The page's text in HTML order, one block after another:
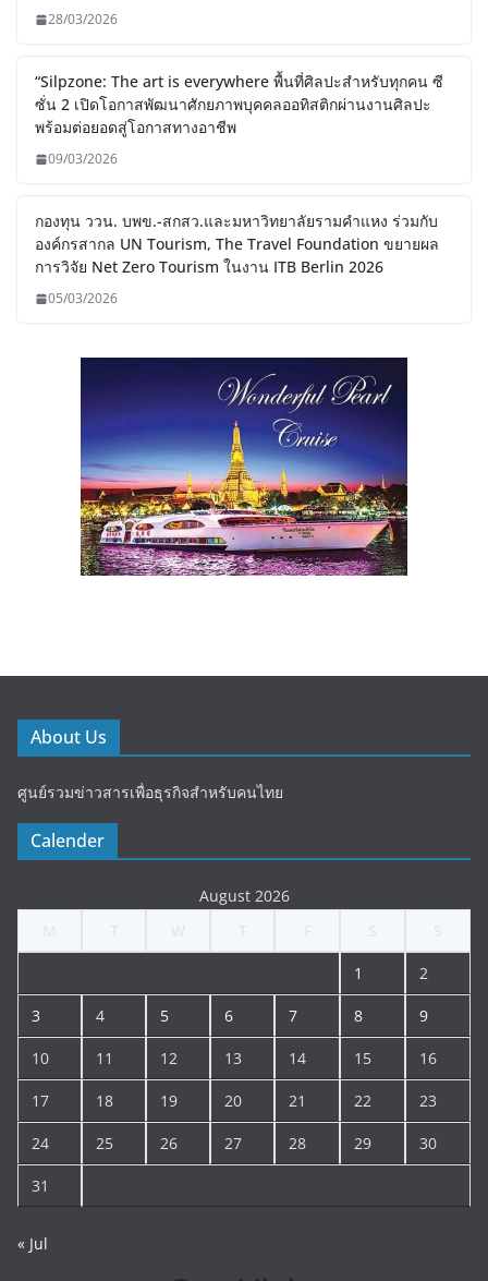
28/03/2026
“Silpzone: The art is everywhere พื้นที่ศิลปะสำหรับทุกคน ซี
ซั่น 2 เปิดโอกาสพัฒนาศักยภาพบุคคลออทิสติกผ่านงานศิลปะ
พร้อมต่อยอดสู่โอกาสทางอาชีพ
09/03/2026
กองทุน ววน. บพข.-สกสว.และมหาวิทยาลัยรามคำแหง ร่วมกับ
องค์กรสากล UN Tourism, The Travel Foundation ขยายผล
การวิจัย Net Zero Tourism ในงาน ITB Berlin 2026
05/03/2026
About Us
ศูนย์รวมข่าวสารเพื่อธุรกิจสำหรับคนไทย
Calender
August 2026
1 2
3 4 5 6 7 8 9
10 11 12 13 14 15 16
17 18 19 20 21 22 23
24 25 26 27 28 29 30
31
« Jul